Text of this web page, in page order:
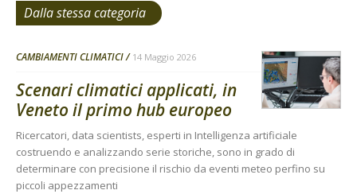
Dalla stessa categoria
CAMBIAMENTI CLIMATICI 14 Maggio 2026
Scenari climatici applicati, in
Veneto il primo hub europeo
Ricercatori, data scientists, esperti in Intelligenza artificiale
costruendo e analizzando serie storiche, sono in grado di
determinare con precisione il rischio da eventi meteo perfino su
piccoli appezzamenti